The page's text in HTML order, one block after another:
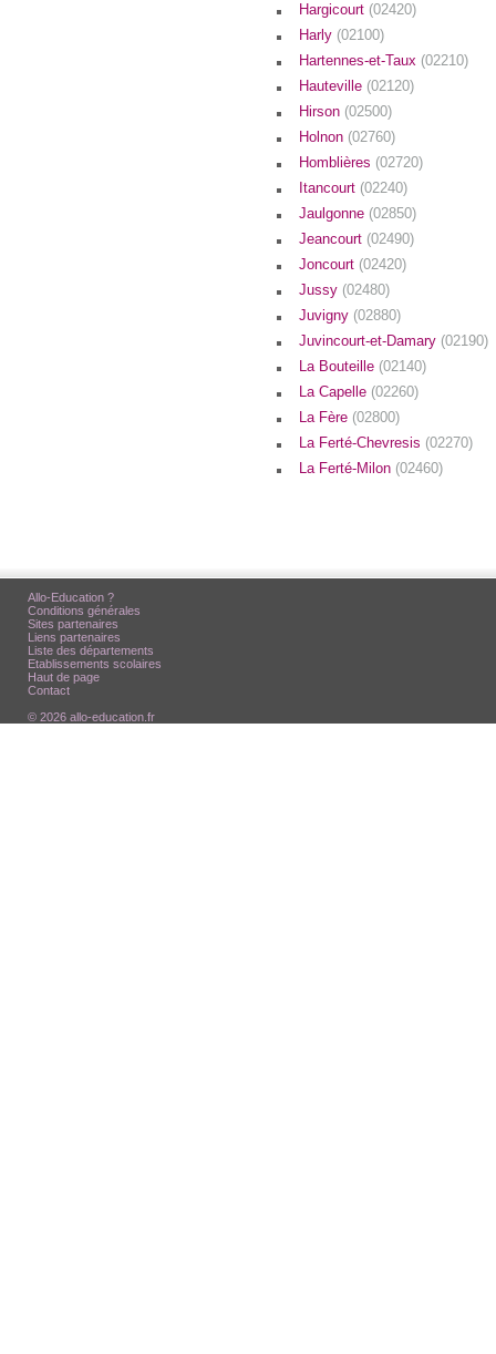
Hargicourt (02420)
Harly (02100)
Hartennes-et-Taux (02210)
Hauteville (02120)
Hirson (02500)
Holnon (02760)
Homblières (02720)
Itancourt (02240)
Jaulgonne (02850)
Jeancourt (02490)
Joncourt (02420)
Jussy (02480)
Juvigny (02880)
Juvincourt-et-Damary (02190)
La Bouteille (02140)
La Capelle (02260)
La Fère (02800)
La Ferté-Chevresis (02270)
La Ferté-Milon (02460)
Allo-Education ?
Conditions générales
Sites partenaires
Liens partenaires
Liste des départements
Etablissements scolaires
Haut de page
Contact
© 2026 allo-education.fr